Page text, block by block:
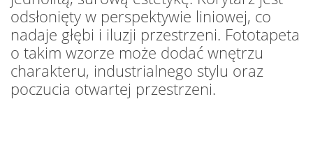
odsłonięty w perspektywie liniowej, co
nadaje głębi i iluzji przestrzeni. Fototapeta
o takim wzorze może dodać wnętrzu
charakteru, industrialnego stylu oraz
poczucia otwartej przestrzeni.